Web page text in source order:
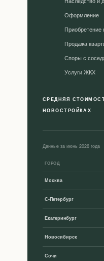
Оформление
Приобретение
Продажа
Споры с
Уcлуги ЖКХ
СРЕДНЯЯ
НОВОСТРОЙКАХ
Данные за июнь 2026 года
ГОРОД
Москва
С-Петербург
Екатеринбург
Новосибирск
Сочи